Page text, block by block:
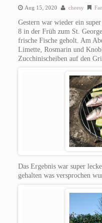
Aug 15, 2020 cheesy
Gestern war wieder ein
8 in der Früh zum St.
frische Fische geholt. Am
Limette, Rosmarin und
Zucchinischeiben auf den
Das Ergebnis war super
gehalten was versprochen